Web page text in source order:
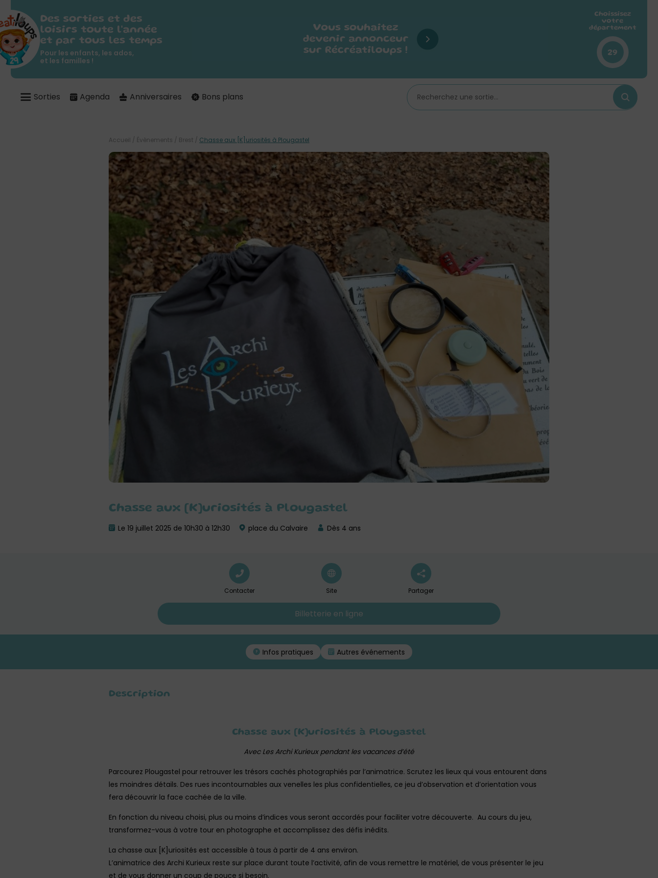
Des sorties et des
loisirs toute l'année
et par tous les temps
Pour les enfants, les ados,
et les familles !
Choissisez
votre
département
29
Sorties Agenda Anniversaires Bons plans
Chasse aux [K]uriosités à Plougastel
Le 19 juillet 2025 de 10h30 à 12h30 place du Calvaire Dès 4 ans
Accueil / Évènements / Brest / Chasse aux [K]uriosités à Plougastel
Contacter Site Partager
Billetterie en ligne
Infos pratiques Autres événements
Description
Chasse aux [K]uriosités à Plougastel
Avec Les Archi Kurieux pendant les vacances d’été
Parcourez Plougastel pour retrouver les trésors cachés photographiés par l’animatrice. Scrutez les lieux qui vous entourent dans
les moindres détails. Des rues incontournables aux venelles les plus confidentielles, ce jeu d’observation et d’orientation vous
fera découvrir la face cachée de la ville.
En fonction du niveau choisi, plus ou moins d’indices vous seront accordés pour faciliter votre découverte. Au cours du jeu,
transformez-vous à votre tour en photographe et accomplissez des défis inédits.
La chasse aux [K]uriosités est accessible à tous à partir de 4 ans environ.
L’animatrice des Archi Kurieux reste sur place durant toute l’activité, afin de vous remettre le matériel, de vous présenter le jeu
et de vous donner un coup de pouce si besoin.